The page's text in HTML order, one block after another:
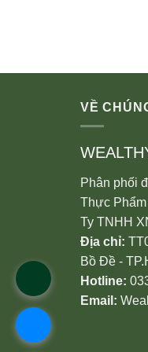
VỀ
Phân phối
Thực
Ty TNHH
Địa chỉ:
Bồ Đề -
Hotline:
Email: